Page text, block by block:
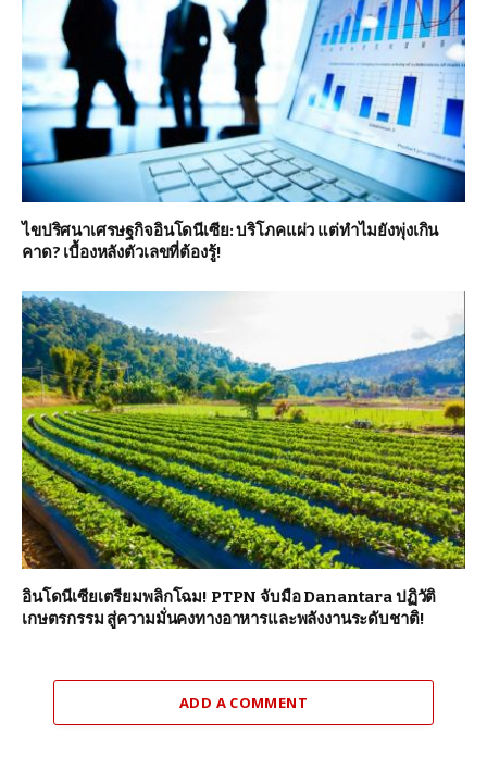
ไขปริศนาเศรษฐกิจอินโดนีเซีย: บริโภคแผ่ว แต่ทำไมยังพุ่งเกิน
คาด? เบื้องหลังตัวเลขที่ต้องรู้!
อินโดนีเซียเตรียมพลิกโฉม! PTPN จับมือ Danantara ปฏิวัติ
เกษตรกรรม สู่ความมั่นคงทางอาหารและพลังงานระดับชาติ!
ADD A COMMENT